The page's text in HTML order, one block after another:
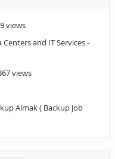
views
and IT Services-
views
Almak ( Backup Job